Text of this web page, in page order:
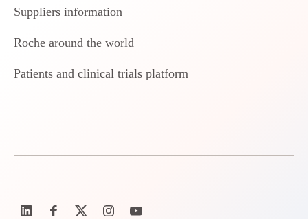
Suppliers information
Roche around the world
Patients and clinical trials platform